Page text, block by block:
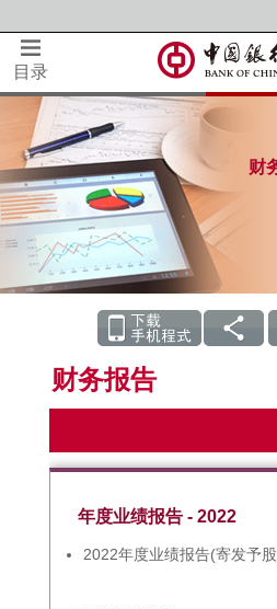
目录
财
财务报告
年度业绩报告 - 2022
2022年度业绩报告(寄发予